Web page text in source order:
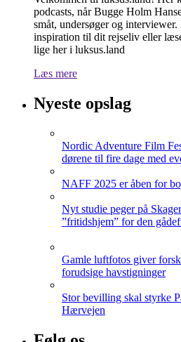
podcasts, når Bugge Holm
småt, undersøger og
inspiration til dit rejseliv eller
lige her i luksus.land
Læs mere
Nyeste opslag
Nordic Adventure Film
dørene til fire dage med
NAFF 2025 er åben for
Nyt studie peger på
”fritidshjem” for den
Gamle luftfotos giver
forudsige havstigninger
Stor bevilling skal styrke
Hærvejen